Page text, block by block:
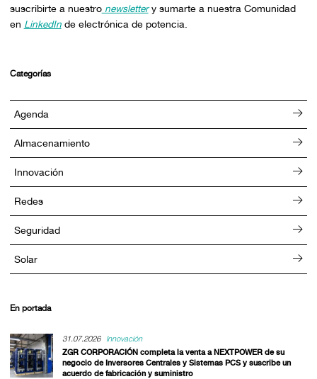
suscribirte a nuestronewslettery sumarte a nuestra Comunidad
en LinkedInde electrónica de potencia.
Categorías
Agenda
Almacenamiento
Innovación
Redes
Seguridad
Solar
En portada
31.07.2026
Innovación
ZGR CORPORACIÓN completa la venta a NEXTPOWER de su
negocio de Inversores Centrales y Sistemas PCS y suscribe un
acuerdo de fabricación y suministro